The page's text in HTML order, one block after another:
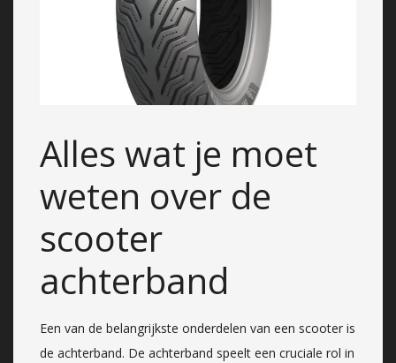
Alles wat je moet
weten over de
scooter
achterband
Een van de belangrijkste onderdelen van een scooter is
de achterband. De achterband speelt een cruciale rol in